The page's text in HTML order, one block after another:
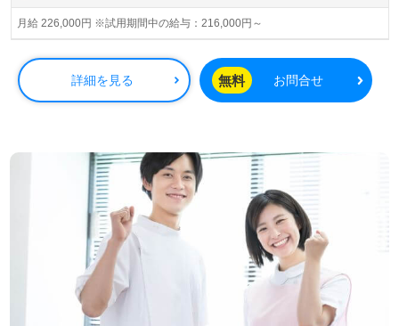
月給 226,000円 ※試用期間中の給与：216,000円～
詳細を見る 無料 お問合せ